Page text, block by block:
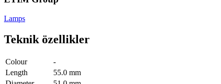
Lamps
Teknik özellikler
Colour
-
Length
55.0 mm